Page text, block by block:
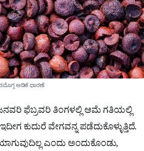
ಅಡಿಕೆ ಧಾರಣೆ
ಫೆಬ್ರವರಿ ತಿಂಗಳಲ್ಲಿ ಆಮೆ ಗತಿಯಲ್ಲಿ
ಕುದುರೆ ವೇಗವನ್ನ ಪಡೆದುಕೊಳ್ಳುತ್ತಿದೆ.
ಎಂದು ಅಂದುಕೊಂಡು,